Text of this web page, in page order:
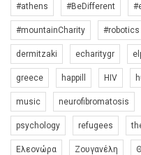
#athens #BeDifferent
#mountainCharity #robotics
dermitzaki echaritygr
greece happill HIV
music neurofibromatosis
psychology refugees
Ελεονώρα Ζουγανέλη